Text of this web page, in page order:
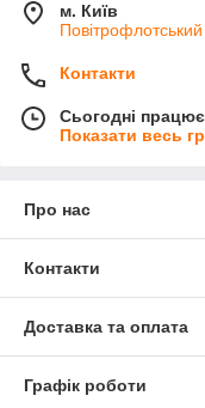
м. Київ
Контакти
Сьогодні
Показати весь
Про нас
Контакти
Доставка та оплата
Графік роботи